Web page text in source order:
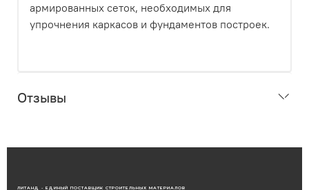
армированных сеток, необходимых для
упрочнения каркасов и фундаментов построек.
Отзывы
ЛИТАНД - ЕДИНЫЙ ПОСТАВЩИК СТРОИТЕЛЬНЫХ МАТЕРИАЛОВ